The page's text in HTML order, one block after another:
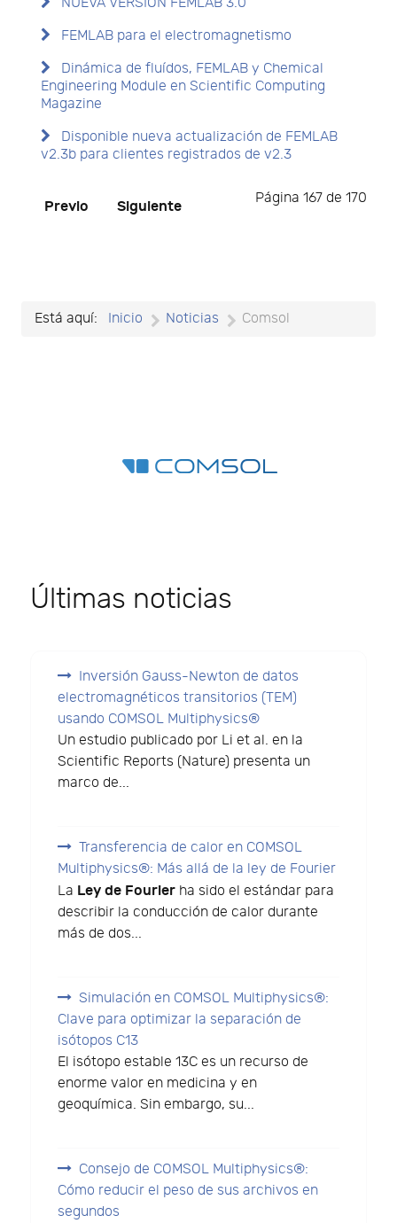
FEMLAB para el electromagnetismo
Dinámica de fluídos, FEMLAB y Chemical
Engineering Module en Scientific Computing
Magazine
Disponible nueva actualización de FEMLAB
v2.3b para clientes registrados de v2.3
Página 167 de 170
Previo Siguiente
Está aquí: Inicio Noticias Comsol
Últimas noticias
Inversión Gauss-Newton de datos
electromagnéticos transitorios (TEM)
usando COMSOL Multiphysics®
Un estudio publicado por Li et al. en la
Scientific Reports (Nature) presenta un
marco de...
Transferencia de calor en COMSOL
Multiphysics®: Más allá de la ley de Fourier
La Ley de Fourier ha sido el estándar para
describir la conducción de calor durante
más de dos...
Simulación en COMSOL Multiphysics®:
Clave para optimizar la separación de
isótopos C13
El isótopo estable 13C es un recurso de
enorme valor en medicina y en
geoquímica. Sin embargo, su...
Consejo de COMSOL Multiphysics®:
Cómo reducir el peso de sus archivos en
segundos